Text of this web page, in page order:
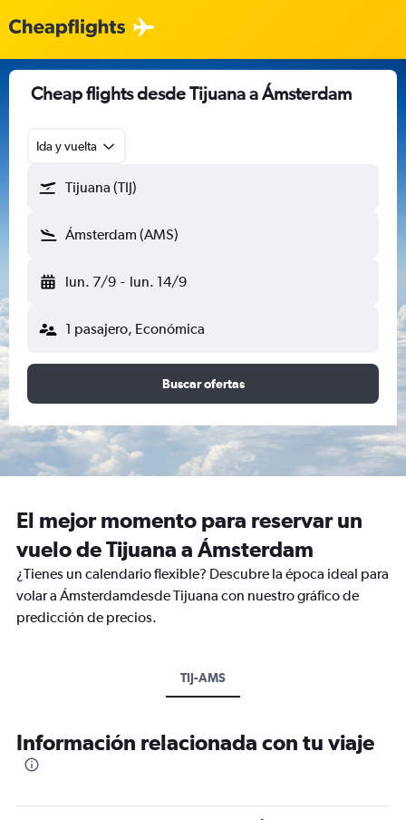
Cheap flights desde Tijuana a Ámsterdam
Ida y vuelta
Tijuana (TIJ)
Ámsterdam (AMS)
lun. 7/9 - lun. 14/9
1 pasajero, Económica
Buscar ofertas
El mejor momento para reservar un
vuelo de Tijuana a Ámsterdam
¿Tienes un calendario flexible? Descubre la época ideal para
volar a Ámsterdamdesde Tijuana con nuestro gráfico de
predicción de precios.
TIJ-AMS
Información relacionada con tu viaje